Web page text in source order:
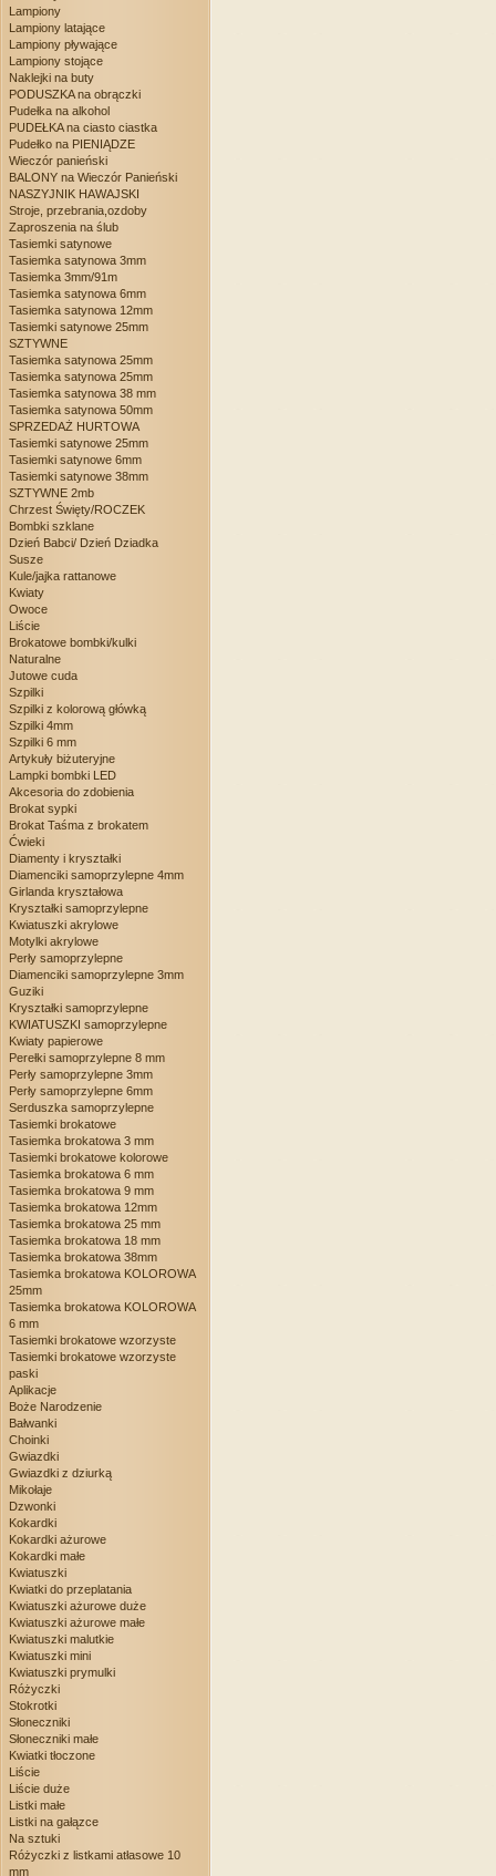
Lampiony
Lampiony latające
Lampiony pływające
Lampiony stojące
Naklejki na buty
PODUSZKA na obrączki
Pudełka na alkohol
PUDEŁKA na ciasto ciastka
Pudełko na PIENIĄDZE
Wieczór panieński
BALONY na Wieczór Panieński
NASZYJNIK HAWAJSKI
Stroje, przebrania,ozdoby
Zaproszenia na ślub
Tasiemki satynowe
Tasiemka satynowa 3mm
Tasiemka 3mm/91m
Tasiemka satynowa 6mm
Tasiemka satynowa 12mm
Tasiemki satynowe 25mm
SZTYWNE
Tasiemka satynowa 25mm
Tasiemka satynowa 25mm
Tasiemka satynowa 38 mm
Tasiemka satynowa 50mm
SPRZEDAŻ HURTOWA
Tasiemki satynowe 25mm
Tasiemki satynowe 6mm
Tasiemki satynowe 38mm
SZTYWNE 2mb
Chrzest Święty/ROCZEK
Bombki szklane
Dzień Babci/ Dzień Dziadka
Susze
Kule/jajka rattanowe
Kwiaty
Owoce
Liście
Brokatowe bombki/kulki
Naturalne
Jutowe cuda
Szpilki
Szpilki z kolorową główką
Szpilki 4mm
Szpilki 6 mm
Artykuły biżuteryjne
Lampki bombki LED
Akcesoria do zdobienia
Brokat sypki
Brokat Taśma z brokatem
Ćwieki
Diamenty i kryształki
Diamenciki samoprzylepne 4mm
Girlanda kryształowa
Kryształki samoprzylepne
Kwiatuszki akrylowe
Motylki akrylowe
Perły samoprzylepne
Diamenciki samoprzylepne 3mm
Guziki
Kryształki samoprzylepne
KWIATUSZKI samoprzylepne
Kwiaty papierowe
Perełki samoprzylepne 8 mm
Perły samoprzylepne 3mm
Perły samoprzylepne 6mm
Serduszka samoprzylepne
Tasiemki brokatowe
Tasiemka brokatowa 3 mm
Tasiemki brokatowe kolorowe
Tasiemka brokatowa 6 mm
Tasiemka brokatowa 9 mm
Tasiemka brokatowa 12mm
Tasiemka brokatowa 25 mm
Tasiemka brokatowa 18 mm
Tasiemka brokatowa 38mm
Tasiemka brokatowa KOLOROWA
25mm
Tasiemka brokatowa KOLOROWA
6 mm
Tasiemki brokatowe wzorzyste
Tasiemki brokatowe wzorzyste
paski
Aplikacje
Boże Narodzenie
Bałwanki
Choinki
Gwiazdki
Gwiazdki z dziurką
Mikołaje
Dzwonki
Kokardki
Kokardki ażurowe
Kokardki małe
Kwiatuszki
Kwiatki do przeplatania
Kwiatuszki ażurowe duże
Kwiatuszki ażurowe małe
Kwiatuszki malutkie
Kwiatuszki mini
Kwiatuszki prymulki
Różyczki
Stokrotki
Słoneczniki
Słoneczniki małe
Kwiatki tłoczone
Liście
Liście duże
Listki małe
Listki na gałązce
Na sztuki
Różyczki z listkami atłasowe 10
mm